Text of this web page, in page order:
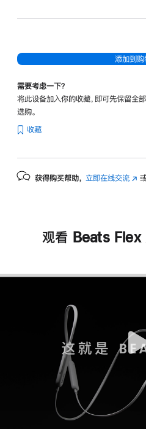
添加到购
需要考虑一下？
将此设备加入你的收藏，即可先保留全
选购。
收藏
获得购买帮助， 立即在线交流 (在
打
观看 Beats Flex